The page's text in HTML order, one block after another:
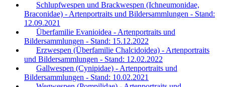
Schlupfwespen und Brackwespen (Ichneumonidae,
Braconidae) - Artenportraits und Bildersammlungen - Stand:
12.09.2021
Überfamilie Evanioidea - Artenportraits und
Bildersammlungen - Stand: 15.12.2022
Erzwespen (Überfamilie Chalcidoidea) - Artenportraits
und Bildersammlungen - Stand: 12.02.2022
Gallwespen (Cynipidae) - Artenportraits und
Bildersammlungen - Stand: 10.02.2021